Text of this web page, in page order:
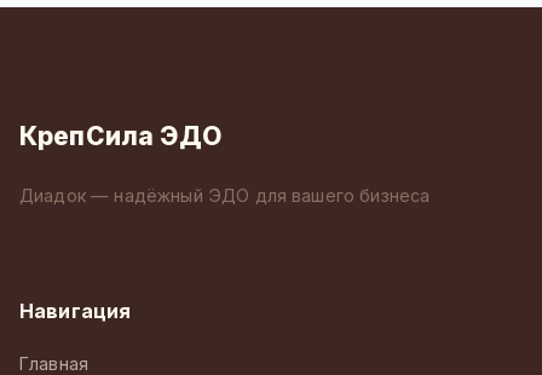
КрепСила ЭДО
Диадок — надёжный ЭДО для вашего бизнеса
Навигация
Главная